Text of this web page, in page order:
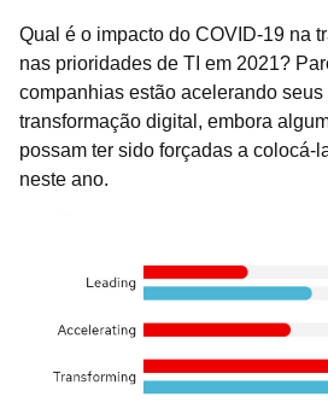
Qual é o impacto do COVID-19 na
nas prioridades de TI em 2021?
companhias estão acelerando seus
transformação digital, embora
possam ter sido forçadas a colocá-
neste ano.